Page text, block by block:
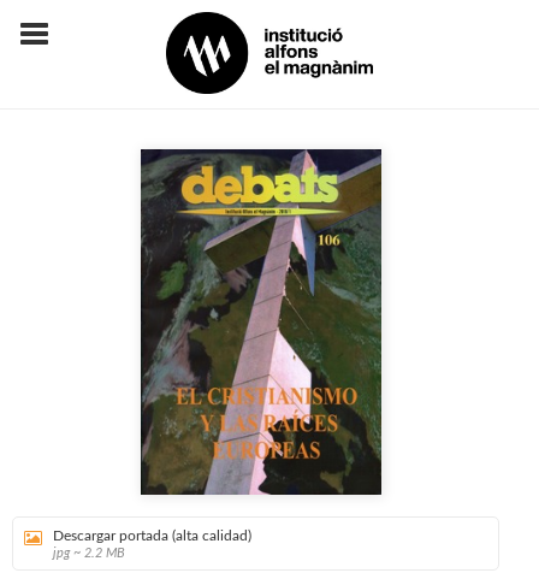
Descargar portada (alta calidad)
jpg ~ 2.2 MB